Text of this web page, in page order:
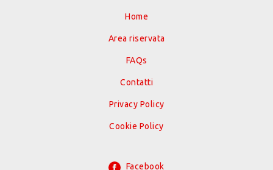
Home
Area riservata
FAQs
Contatti
Privacy Policy
Cookie Policy
Facebook